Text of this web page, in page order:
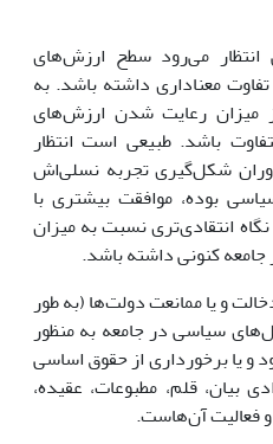
مى‌رود سطح ارزش‌هاى
معنادارى داشته باشد. به
میزان رعایت شدن ارزش‌هاى
باشد. طبیعى است انتظار
شکل‌گیرى تجربه نسلى‌اش
بوده، موافقت بیشترى با
انتقادى‌ترى نسبت به میزان
کنونى داشته باشد.
و یا ممانعت دولت‌ها (به طور
سیاسى در جامعه به منظور
و یا برخوردارى از حقوق اساسى
قلم، مطبوعات، عقیده،
فعالیت آن‌هاست.